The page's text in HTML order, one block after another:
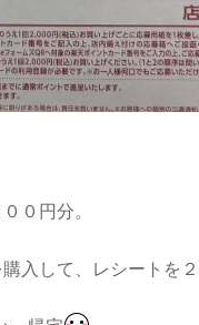
０円分。
入して、レシートを